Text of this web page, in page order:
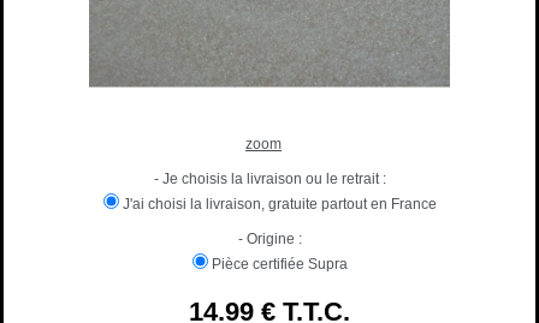
zoom
- Je choisis la livraison ou le retrait :
J'ai choisi la livraison, gratuite partout en France
- Origine :
Pièce certifiée Supra
14.99 € T.T.C.